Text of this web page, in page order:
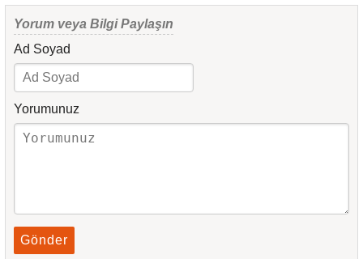
Yorum veya Bilgi Paylaşın
Ad Soyad
Yorumunuz
Gönder